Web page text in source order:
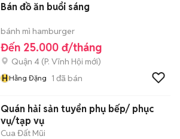
Bán đồ ăn buổi sáng
bánh mì hamburger
Đến 25.000 đ/tháng
Quận 4 (P. Vĩnh Hội mới)
HHằng Đặng 1 đã bán
Quán hải sản tuyển phụ bếp/ phục
vụ/tạp vụ
Cua Đất Mũi